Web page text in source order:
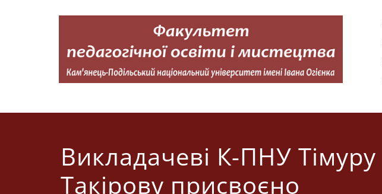
Викладачеві К-ПНУ Тімуру
Такірову присвоєно